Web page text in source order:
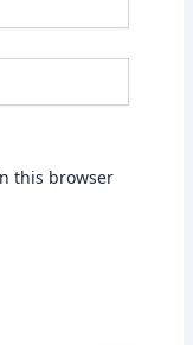
this browser